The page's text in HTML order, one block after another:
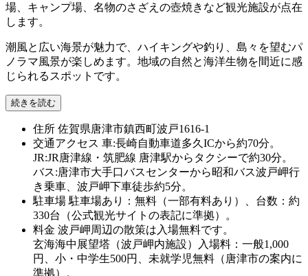
場、キャンプ場、名物のさざえの壺焼きなど観光施設が点在
します。
潮風と広い海景が魅力で、ハイキングや釣り、島々を望むパ
ノラマ風景が楽しめます。地域の自然と海洋生物を間近に感
じられるスポットです。
続きを読む
住所 佐賀県唐津市鎮西町波戸1616-1
交通アクセス 車:長崎自動車道多久ICから約70分。
JR:JR唐津線・筑肥線 唐津駅からタクシーで約30分。
バス:唐津市大手口バスセンターから昭和バス波戸岬行
き乗車、波戸岬下車徒歩約5分。
駐車場 駐車場あり：無料（一部有料あり）、台数：約
330台（公式観光サイトの表記に準拠）。
料金 波戸岬周辺の散策は入場無料です。
玄海海中展望塔（波戸岬内施設）入場料：一般1,000
円、小・中学生500円、未就学児無料（唐津市の案内に
準拠）。